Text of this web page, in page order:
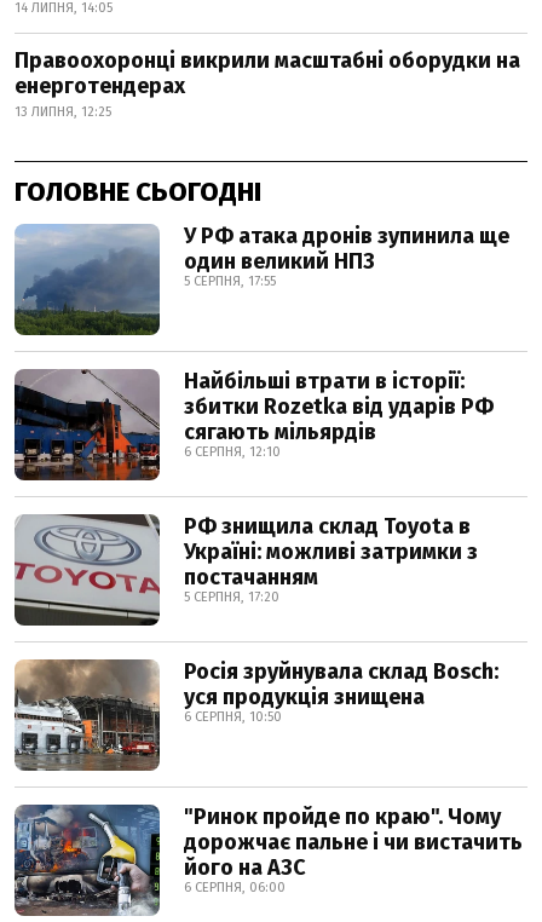
14 ЛИПНЯ, 14:05
Правоохоронці викрили масштабні оборудки на
енерготендерах
13 ЛИПНЯ, 12:25
ГОЛОВНЕ СЬОГОДНІ
У РФ атака дронів зупинила ще
один великий НПЗ
5 СЕРПНЯ, 17:55
Найбільші втрати в історії:
збитки Rozetka від ударів РФ
сягають мільярдів
6 СЕРПНЯ, 12:10
РФ знищила склад Toyota в
Україні: можливі затримки з
постачанням
5 СЕРПНЯ, 17:20
Росія зруйнувала склад Bosch:
уся продукція знищена
6 СЕРПНЯ, 10:50
"Ринок пройде по краю". Чому
дорожчає пальне і чи вистачить
його на АЗС
6 СЕРПНЯ, 06:00